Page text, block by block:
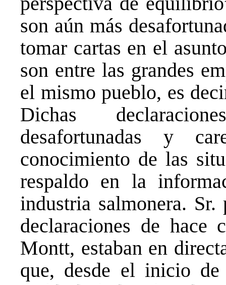
son aún más
tomar cartas en el
son entre las grandes
el mismo pueblo, es
Dichas
desafortunadas y
conocimiento de las
respaldo en la
industria salmonera. Sr.
declaraciones de hace
Montt, estaban en
que, desde el inicio